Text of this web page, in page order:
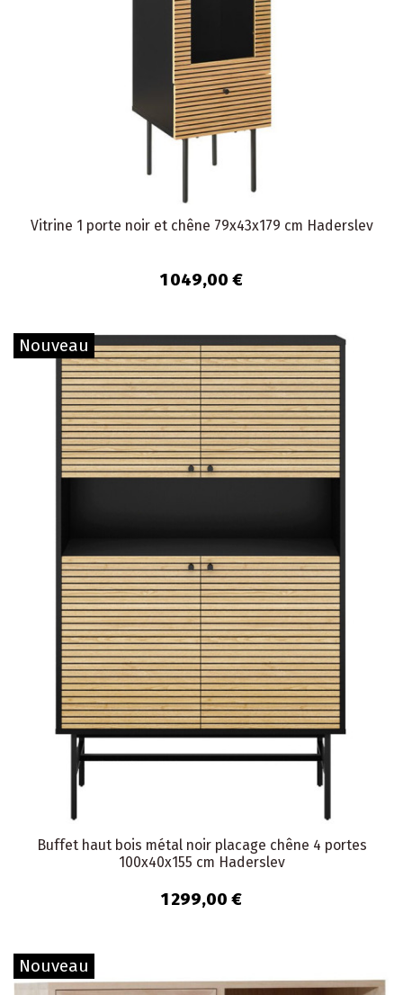
Vitrine 1 porte noir et chêne 79x43x179 cm Haderslev
1 049,00 €
Nouveau
Buffet haut bois métal noir placage chêne 4 portes
100x40x155 cm Haderslev
1 299,00 €
Nouveau